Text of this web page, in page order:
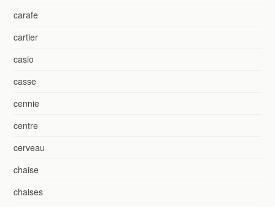
carafe
cartier
casio
casse
cennie
centre
cerveau
chaise
chaises